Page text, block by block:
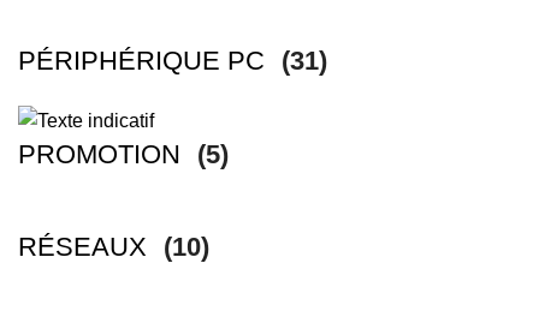
PÉRIPHÉRIQUE PC (31)
PROMOTION (5)
RÉSEAUX (10)